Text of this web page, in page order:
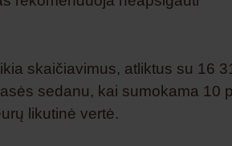
skaičiavimus, atliktus su 16
sedanu, kai sumokama 10
likutinė vertė.